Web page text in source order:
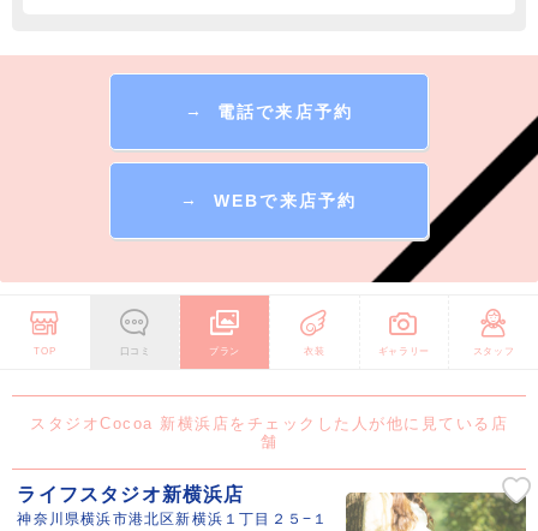
→ 電話で来店予約
→ WEBで来店予約
TOP 口コミ プラン 衣装 ギャラリー スタッフ
スタジオCocoa 新横浜店をチェックした人が他に見ている店
舗
ライフスタジオ新横浜店
神奈川県横浜市港北区新横浜１丁目２５−１